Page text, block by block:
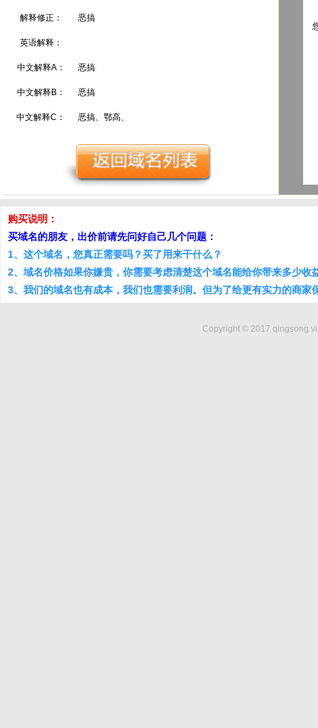
解释修正： 恶搞
英语解释：
中文解释A： 恶搞
中文解释B： 恶搞
中文解释C： 恶搞、鄂高、
购买说明：
买域名的朋友，出价前请先问好自己几个问题：
1、这个域名，您真正需要吗？买了用来干什么？
2、域名价格如果你嫌贵，你需要考虑清楚这个域名能给你带来多少收
3、我们的域名也有成本，我们也需要利润。但为了给更有实力的商家
Copyright © 2017